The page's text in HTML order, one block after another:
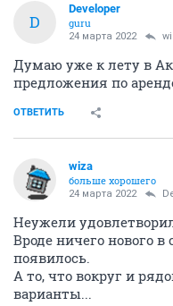
D
Developer
guru
24 марта 2022
Думаю уже к лету в
предложения по
ОТВЕТИТЬ
wiza
больше хорошего
24 марта 2022
Неужели
Вроде ничего нового
появилось.
А то, что вокруг и
варианты...